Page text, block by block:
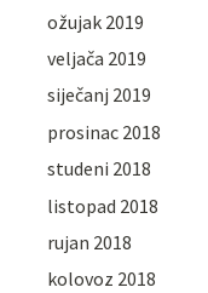
ožujak 2019
veljača 2019
siječanj 2019
prosinac 2018
studeni 2018
listopad 2018
rujan 2018
kolovoz 2018